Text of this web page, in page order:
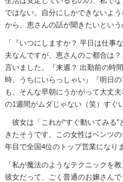
ではない。自分にしかできないよ
から、恵さんの話が聞きたいという
「『いつにしますか？ 平日は仕事
夫なんですが、恵さんのご都合は
言いました。『来週？ 出勤前の時
時、うちにいらっしゃい』『明日
も、そんな早朝にうかがって大丈
の1週間がムダじゃない（笑）すぐ
彼女は「これが“すぐ動いてみる”
きたそうです。この女性はベンツ
年目で全国4位のトップ営業になり
「私が魔法のようなテクニックを
彼女だって、ごく普通のお嬢さん